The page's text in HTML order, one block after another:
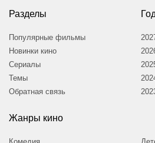
Разделы
Популярные фильмы
Новинки кино
Сериалы
Темы
Обратная связь
Жанры кино